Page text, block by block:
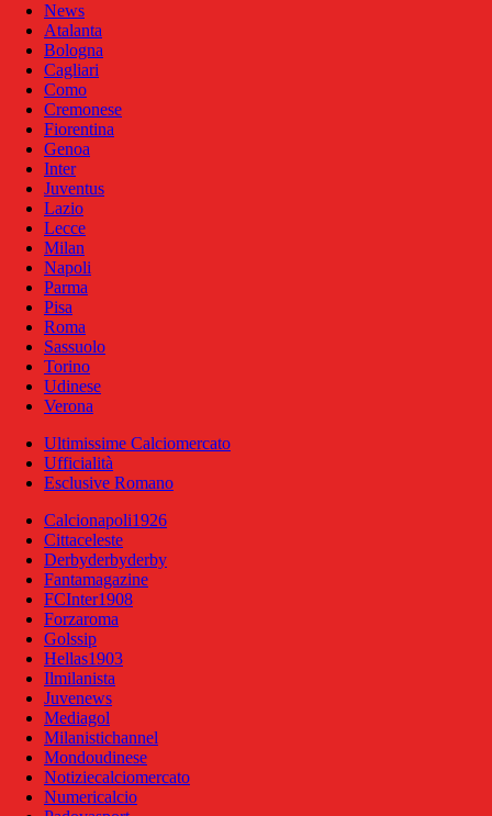
News
Atalanta
Bologna
Cagliari
Como
Cremonese
Fiorentina
Genoa
Inter
Juventus
Lazio
Lecce
Milan
Napoli
Parma
Pisa
Roma
Sassuolo
Torino
Udinese
Verona
Ultimissime Calciomercato
Ufficialità
Esclusive Romano
Calcionapoli1926
Cittaceleste
Derbyderbyderby
Fantamagazine
FCInter1908
Forzaroma
Golssip
Hellas1903
Ilmilanista
Juvenews
Mediagol
Milanistichannel
Mondoudinese
Notiziecalciomercato
Numericalcio